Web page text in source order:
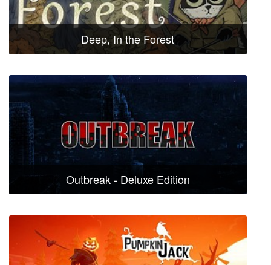
Deep, In the Forest
Outbreak - Deluxe Edition